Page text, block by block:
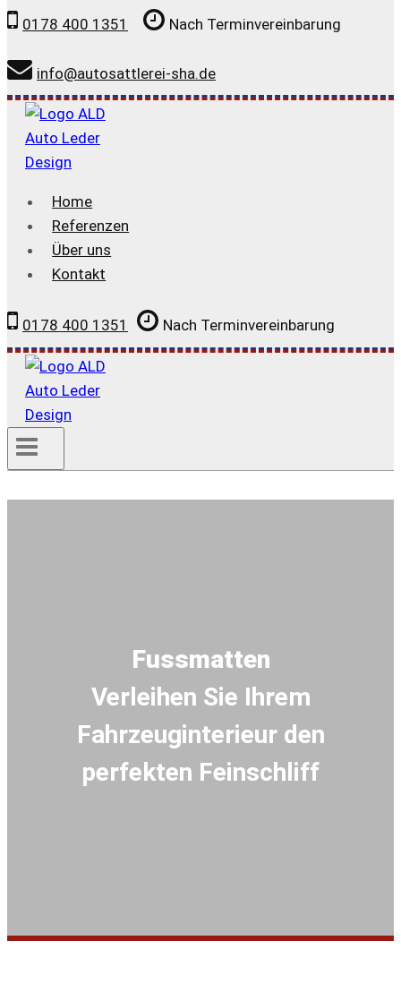
Inhalt
0178 400 1351 Nach Terminvereinbarung
info@autosattlerei-sha.de
Home
Referenzen
Über uns
Kontakt
0178 400 1351 Nach Terminvereinbarung
Fussmatten
Verleihen Sie Ihrem
Fahrzeuginterieur den
perfekten Feinschliff